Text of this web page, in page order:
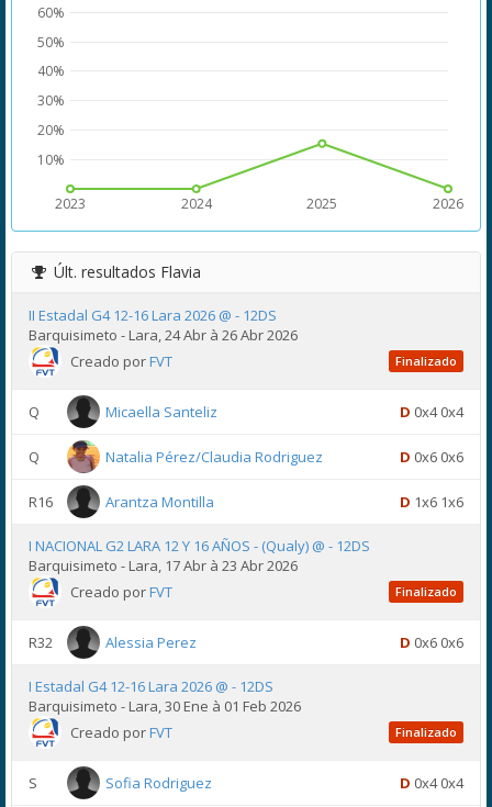
2023 2024 2025 2026
10%
20%
30%
40%
50%
60%
Últ. resultados Flavia
II Estadal G4 12-16 Lara 2026 @ - 12DS
Barquisimeto - Lara, 24 Abr à 26 Abr 2026
Creado porFVT Finalizado
Q Micaella Santeliz D 0x4 0x4
Q Natalia Pérez/Claudia Rodriguez D 0x6 0x6
R16 Arantza Montilla D 1x6 1x6
I NACIONAL G2 LARA 12 Y 16 AÑOS - (Qualy) @ - 12DS
Barquisimeto - Lara, 17 Abr à 23 Abr 2026
Creado porFVT Finalizado
R32 Alessia Perez D 0x6 0x6
I Estadal G4 12-16 Lara 2026 @ - 12DS
Barquisimeto - Lara, 30 Ene à 01 Feb 2026
Creado porFVT Finalizado
S Sofia Rodriguez D 0x4 0x4